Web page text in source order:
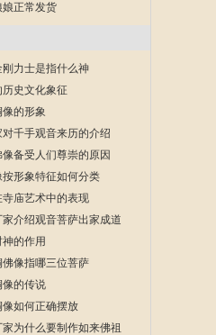
正常发货
力士是指什么神
史文化象征
的形象
千手观音来历的介绍
备受人们尊崇的原因
形象特征如何分类
庙艺术中的表现
介绍观音菩萨出家成道
的作用
像指哪三位菩萨
像的传说
如何正确摆放
为什么要制作如来佛祖